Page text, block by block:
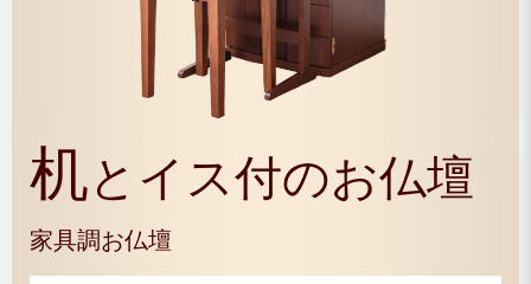
机とイス付のお仏壇
家具調お仏壇